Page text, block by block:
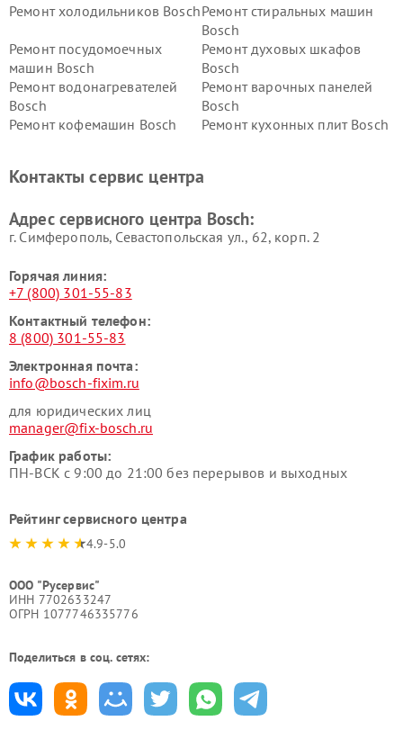
Ремонт холодильников BoschРемонт стиральных машин
Bosch
Ремонт посудомоечных
машин Bosch
Ремонт духовых шкафов
Bosch
Ремонт водонагревателей
Bosch
Ремонт варочных панелей
Bosch
Ремонт кофемашин Bosch
Ремонт кухонных плит Bosch
Ремонт сушильных автоматовРемонт морозильных камер
Контакты сервис центра
Адрес сервисного центра Bosch:
г. Симферополь, Севастопольская ул., 62, корп. 2
Горячая линия:
+7 (800) 301-55-83
Контактный телефон:
8 (800) 301-55-83
Электронная почта:
info@bosch-fixim.ru
для юридических лиц
manager@fix-bosch.ru
График работы:
ПН-ВСК с 9:00 до 21:00 без перерывов и выходных
Рейтинг сервисного центра
4.9-5.0
ООО "Русервис"
ИНН 7702633247
ОГРН 1077746335776
Поделиться в соц. сетях: